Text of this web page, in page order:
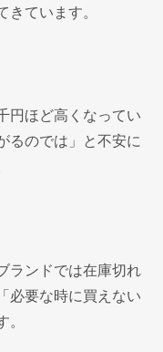
きています。
円ほど高くなってい
るのでは」と不安に
ランドでは在庫切れ
必要な時に買えない
。